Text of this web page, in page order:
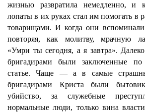
жизнью развратила немедленно, и
лопаты в их руках стал им помогать в
товарищами. И когда они
повторяя, как молитву, мрачную
«Умри ты сегодня, а я завтра».
бригадирами были заключенные по
статье. Чаще — а в самые
бригадирами Криста были
убийство, за служебные
нормальные люди, только вина